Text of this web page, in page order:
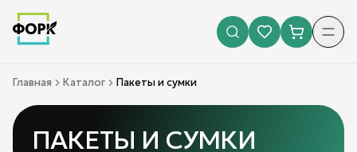
Главная Каталог Пакеты и сумки
ПАКЕТЫ И СУМКИ